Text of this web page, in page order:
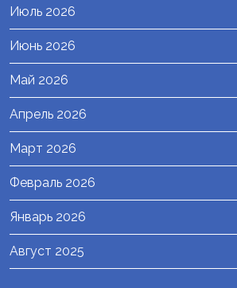
Июль 2026
Июнь 2026
Май 2026
Апрель 2026
Март 2026
Февраль 2026
Январь 2026
Август 2025